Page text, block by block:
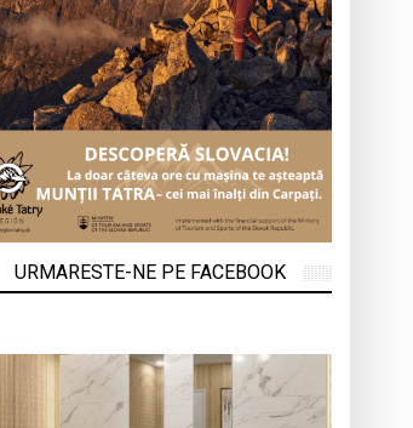
URMARESTE-NE PE FACEBOOK